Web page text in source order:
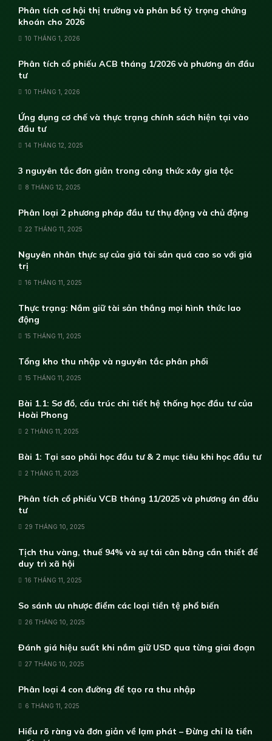
Phân tích cơ hội thị trường và phân bổ tỷ trọng chứng
khoán cho 2026
10 THÁNG 1, 2026
Phân tích cổ phiếu ACB tháng 1/2026 và phương án đầu
tư
10 THÁNG 1, 2026
Ứng dụng cơ chế và thực trạng chính sách hiện tại vào
đầu tư
14 THÁNG 12, 2025
3 nguyên tắc đơn giản trong công thức xây gia tộc
8 THÁNG 12, 2025
Phân loại 2 phương pháp đầu tư thụ động và chủ động
22 THÁNG 11, 2025
Nguyên nhân thực sự của giá tài sản quá cao so với giá
trị
16 THÁNG 11, 2025
Thực trạng: Nắm giữ tài sản thắng mọi hình thức lao
động
15 THÁNG 11, 2025
Tổng kho thu nhập và nguyên tắc phân phối
15 THÁNG 11, 2025
Bài 1.1: Sơ đồ, cấu trúc chi tiết hệ thống học đầu tư của
Hoài Phong
2 THÁNG 11, 2025
Bài 1: Tại sao phải học đầu tư & 2 mục tiêu khi học đầu tư
2 THÁNG 11, 2025
Phân tích cổ phiếu VCB tháng 11/2025 và phương án đầu
tư
29 THÁNG 10, 2025
Tịch thu vàng, thuế 94% và sự tái cân bằng cần thiết để
duy trì xã hội
16 THÁNG 11, 2025
So sánh ưu nhược điểm các loại tiền tệ phổ biến
26 THÁNG 10, 2025
Đánh giá hiệu suất khi nắm giữ USD qua từng giai đoạn
27 THÁNG 10, 2025
Phân loại 4 con đường để tạo ra thu nhập
6 THÁNG 11, 2025
Hiểu rõ ràng và đơn giản về lạm phát – Đừng chỉ là tiền